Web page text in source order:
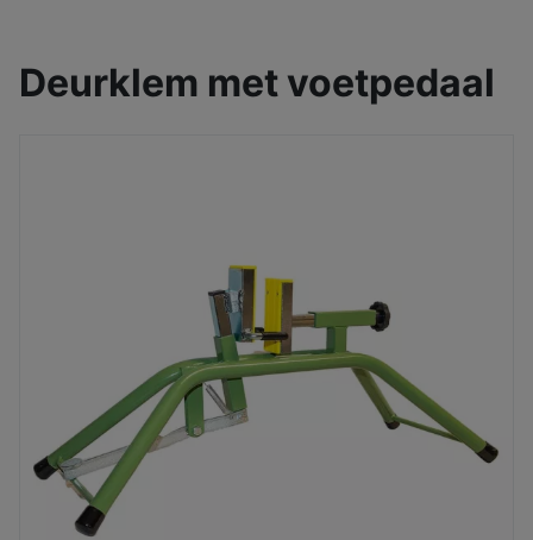
Deurklem met voetpedaal